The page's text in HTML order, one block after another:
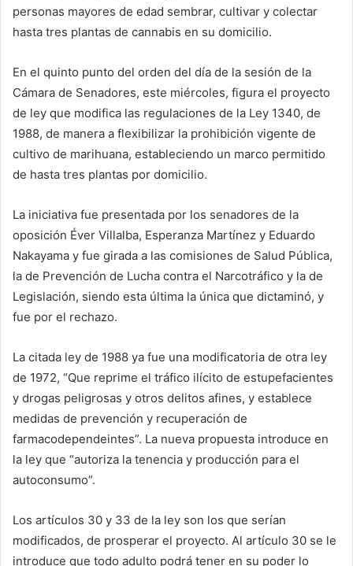
personas mayores de edad sembrar, cultivar y colectar
hasta tres plantas de cannabis en su domicilio.
En el quinto punto del orden del día de la sesión de la
Cámara de Senadores, este miércoles, figura el proyecto
de ley que modifica las regulaciones de la Ley 1340, de
1988, de manera a flexibilizar la prohibición vigente de
cultivo de marihuana, estableciendo un marco permitido
de hasta tres plantas por domicilio.
La iniciativa fue presentada por los senadores de la
oposición Éver Villalba, Esperanza Martínez y Eduardo
Nakayama y fue girada a las comisiones de Salud Pública,
la de Prevención de Lucha contra el Narcotráfico y la de
Legislación, siendo esta última la única que dictaminó, y
fue por el rechazo.
La citada ley de 1988 ya fue una modificatoria de otra ley
de 1972, “Que reprime el tráfico ilícito de estupefacientes
y drogas peligrosas y otros delitos afines, y establece
medidas de prevención y recuperación de
farmacodependeintes”. La nueva propuesta introduce en
la ley que “autoriza la tenencia y producción para el
autoconsumo”.
Los artículos 30 y 33 de la ley son los que serían
modificados, de prosperar el proyecto. Al artículo 30 se le
introduce que todo adulto podrá tener en su poder lo